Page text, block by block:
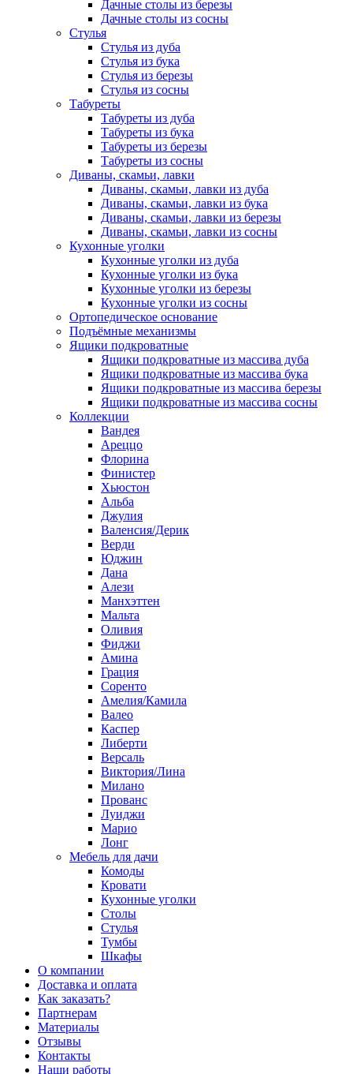
Дачные столы из березы
Дачные столы из сосны
Стулья
Стулья из дуба
Стулья из бука
Стулья из березы
Стулья из сосны
Табуреты
Табуреты из дуба
Табуреты из бука
Табуреты из березы
Табуреты из сосны
Диваны, скамьи, лавки
Диваны, скамьи, лавки из дуба
Диваны, скамьи, лавки из бука
Диваны, скамьи, лавки из березы
Диваны, скамьи, лавки из сосны
Кухонные уголки
Кухонные уголки из дуба
Кухонные уголки из бука
Кухонные уголки из березы
Кухонные уголки из сосны
Ортопедическое основание
Подъёмные механизмы
Ящики подкроватные
Ящики подкроватные из массива дуба
Ящики подкроватные из массива бука
Ящики подкроватные из массива березы
Ящики подкроватные из массива сосны
Коллекции
Вандея
Ареццо
Флорина
Финистер
Хьюстон
Альба
Джулия
Валенсия/Дерик
Верди
Юджин
Дана
Алези
Манхэттен
Мальта
Оливия
Фиджи
Амина
Грация
Соренто
Амелия/Камила
Валео
Каспер
Либерти
Версаль
Виктория/Лина
Милано
Прованс
Луиджи
Марио
Лонг
Мебель для дачи
Комоды
Кровати
Кухонные уголки
Столы
Стулья
Тумбы
Шкафы
О компании
Доставка и оплата
Как заказать?
Партнерам
Материалы
Отзывы
Контакты
Наши работы